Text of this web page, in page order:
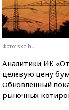
Фото: sxc.hu
Аналитики ИК
целевую цену
Обновленный
рыночных